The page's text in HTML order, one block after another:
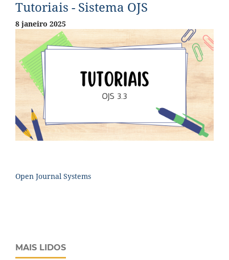
Tutoriais - Sistema OJS
8 janeiro 2025
Open Journal Systems
MAIS LIDOS